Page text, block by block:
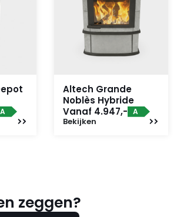
A
Altech Grande
Noblès Hybride
Vanaf 4.947,- A
Bekijken
zeggen?